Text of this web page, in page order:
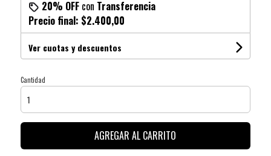
20% OFFcon Transferencia
Precio final: $2.400,00
Ver cuotas y descuentos
Cantidad
AGREGAR AL CARRITO